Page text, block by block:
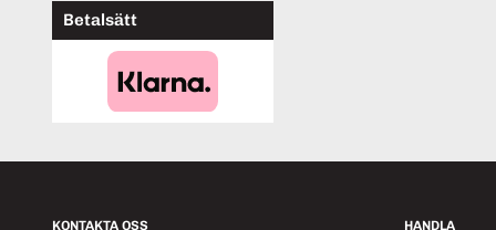
Betalsätt
KONTAKTA OSS HANDLA